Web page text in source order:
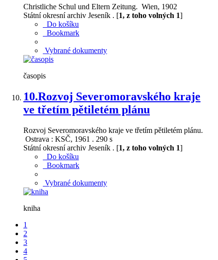
Christliche Schul und Eltern Zeitung. Wien, 1902
Státní okresní archiv Jeseník . [1, z toho volných 1]
Do košíku
Bookmark
Vybrané dokumenty
časopis
10.Rozvoj Severomoravského kraje
ve třetím pětiletém plánu
Rozvoj Severomoravského kraje ve třetím pětiletém plánu.
Ostrava : KSČ, 1961 . 290 s
Státní okresní archiv Jeseník . [1, z toho volných 1]
Do košíku
Bookmark
Vybrané dokumenty
kniha
1
2
3
4